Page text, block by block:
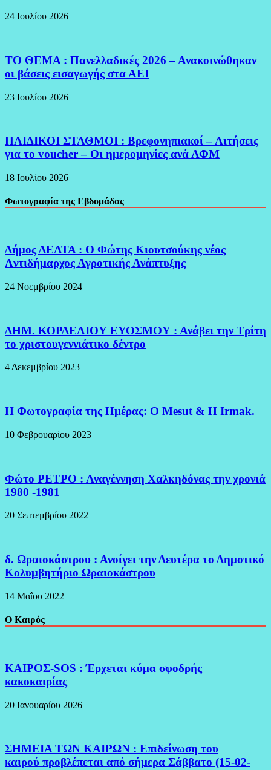
24 Ιουλίου 2026
ΤΟ ΘΕΜΑ : Πανελλαδικές 2026 – Ανακοινώθηκαν
οι βάσεις εισαγωγής στα ΑΕΙ
23 Ιουλίου 2026
ΠΑΙΔΙΚΟΙ ΣΤΑΘΜΟΙ : Βρεφονηπιακοί – Αιτήσεις
για το voucher – Οι ημερομηνίες ανά ΑΦΜ
18 Ιουλίου 2026
Φωτογραφία της Εβδομάδας
Δήμος ΔΕΛΤΑ : Ο Φώτης Κιουτσούκης νέος
Aντιδήμαρχος Αγροτικής Ανάπτυξης
24 Νοεμβρίου 2024
ΔΗΜ. ΚΟΡΔΕΛΙΟΥ ΕΥΟΣΜΟΥ : Ανάβει την Τρίτη
το χριστουγεννιάτικο δέντρο
4 Δεκεμβρίου 2023
H Φωτογραφία της Ημέρας: O Mesut & Η Irmak.
10 Φεβρουαρίου 2023
Φώτο ΡΕΤΡΟ : Αναγέννηση Χαλκηδόνας την χρονιά
1980 -1981
20 Σεπτεμβρίου 2022
δ. Ωραιοκάστρου : Ανοίγει την Δευτέρα το Δημοτικό
Κολυμβητήριο Ωραιοκάστρου
14 Μαΐου 2022
Ο Καιρός
ΚΑΙΡΟΣ-SOS : Έρχεται κύμα σφοδρής
κακοκαιρίας
20 Ιανουαρίου 2026
ΣΗΜΕΙΑ ΤΩΝ ΚΑΙΡΩΝ : Επιδείνωση του
καιρού προβλέπεται από σήμερα Σάββατο (15-02-